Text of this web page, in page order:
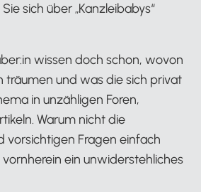
sich über „Kanzleibabys“
wissen doch schon, wovon
träumen und was die sich privat
in unzähligen Foren,
Warum nicht die
vorsichtigen Fragen einfach
ein unwiderstehliches